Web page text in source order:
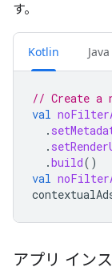
す。
Kotlin Java
// Create a
val
.
.
.build()
val
アプリ イン